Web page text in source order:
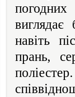
навіть
прань,